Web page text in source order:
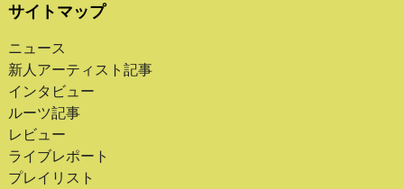
サイトマップ
ニュース
新人アーティスト記事
インタビュー
ルーツ記事
レビュー
ライブレポート
プレイリスト